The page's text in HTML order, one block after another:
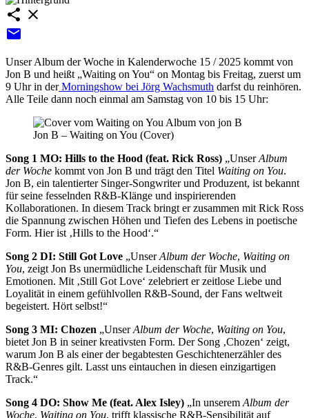
share close
email
Unser Album der Woche in Kalenderwoche 15 / 2025 kommt von
Jon B und heißt „Waiting on You“ on Montag bis Freitag, zuerst um
9 Uhr in derMorningshow bei Jörg Wachsmuth darfst du reinhören.
Alle Teile dann noch einmal am Samstag von 10 bis 15 Uhr:
Jon B – Waiting on You (Cover)
Song 1 MO: Hills to the Hood (feat. Rick Ross) „UnserAlbum
der Woche kommt von Jon B und trägt den Titel Waiting on You.
Jon B, ein talentierter Singer-Songwriter und Produzent, ist bekannt
für seine fesselnden R&B-Klänge und inspirierenden
Kollaborationen. In diesem Track bringt er zusammen mit Rick Ross
die Spannung zwischen Höhen und Tiefen des Lebens in poetische
Form. Hier ist ‚Hills to the Hood‘.“
Song 2 DI: Still Got Love „UnserAlbum der Woche, Waiting on
You, zeigt Jon Bs unermüdliche Leidenschaft für Musik und
Emotionen. Mit ‚Still Got Love‘ zelebriert er zeitlose Liebe und
Loyalität in einem gefühlvollen R&B-Sound, der Fans weltweit
begeistert. Hört selbst!“
Song 3 MI: Chozen „UnserAlbum der Woche, Waiting on You,
bietet Jon B in seiner kreativsten Form. Der Song ‚Chozen‘ zeigt,
warum Jon B als einer der begabtesten Geschichtenerzähler des
R&B-Genres gilt. Lasst uns eintauchen in diesen einzigartigen
Track.“
Song 4 DO: Show Me (feat. Alex Isley) „In unseremAlbum der
Woche, Waiting on You, trifft klassische R&B-Sensibilität auf